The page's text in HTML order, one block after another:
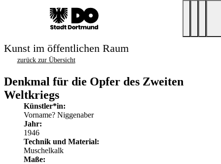
Kunst im öffentlichen Raum
zurück zur Übersicht
Denkmal für die Opfer des Zweiten
Weltkriegs
Künstler*in:
Vorname? Niggenaber
Jahr:
1946
Technik und Material:
Muschelkalk
Maße: